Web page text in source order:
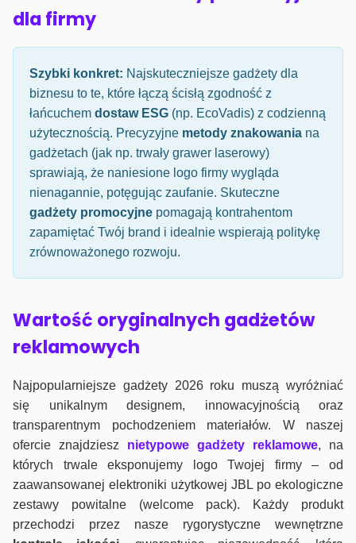
dla firmy
Szybki konkret: Najskuteczniejsze gadżety dla
biznesu to te, które łączą ścisłą zgodność z
łańcuchem dostaw ESG (np. EcoVadis) z codzienną
użytecznością. Precyzyjne metody znakowania na
gadżetach (jak np. trwały grawer laserowy)
sprawiają, że naniesione logo firmy wygląda
nienagannie, potęgując zaufanie. Skuteczne
gadżety promocyjne pomagają kontrahentom
zapamiętać Twój brand i idealnie wspierają politykę
zrównoważonego rozwoju.
Wartość oryginalnych gadżetów
reklamowych
Najpopularniejsze gadżety 2026 roku muszą wyróżniać
się unikalnym designem, innowacyjnością oraz
transparentnym pochodzeniem materiałów. W naszej
ofercie znajdziesz nietypowe gadżety reklamowe, na
których trwale eksponujemy logo Twojej firmy – od
zaawansowanej elektroniki użytkowej JBL po ekologiczne
zestawy powitalne (welcome pack). Każdy produkt
przechodzi przez nasze rygorystyczne wewnętrzne